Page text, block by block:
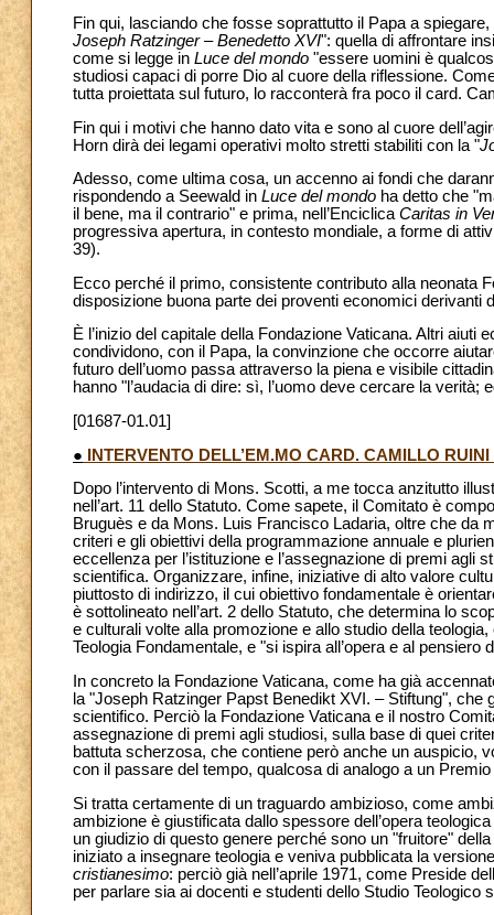
Fin qui, lasciando che fosse soprattutto il Papa a
Joseph Ratzinger – Benedetto XVI": quella di affrontare
come si legge in Luce del mondo "essere uomini è
studiosi capaci di porre Dio al cuore della riflessione.
tutta proiettata sul futuro, lo racconterà fra poco il card.
Fin qui i motivi che hanno dato vita e sono al cuore
Horn dirà dei legami operativi molto stretti stabiliti con la "
Adesso, come ultima cosa, un accenno ai fondi che
rispondendo a Seewald in Luce del mondo ha detto che
il bene, ma il contrario" e prima, nell’Enciclica Caritas in
progressiva apertura, in contesto mondiale, a forme di
39).
Ecco perché il primo, consistente contributo alla neonata
disposizione buona parte dei proventi economici derivanti
È l’inizio del capitale della Fondazione Vaticana. Altri
condividono, con il Papa, la convinzione che occorre
futuro dell’uomo passa attraverso la piena e visibile
hanno "l’audacia di dire: sì, l’uomo deve cercare la verità;
[01687-01.01]
● INTERVENTO DELL’EM.MO CARD. CAMILLO RUINI
Dopo l’intervento di Mons. Scotti, a me tocca anzitutto
nell’art. 11 dello Statuto. Come sapete, il Comitato è
Bruguès e da Mons. Luis Francisco Ladaria, oltre che da
criteri e gli obiettivi della programmazione annuale e
eccellenza per l’istituzione e l’assegnazione di premi agli
scientifica. Organizzare, infine, iniziative di alto valore
piuttosto di indirizzo, il cui obiettivo fondamentale è
è sottolineato nell’art. 2 dello Statuto, che determina lo
e culturali volte alla promozione e allo studio della
Teologia Fondamentale, e "si ispira all’opera e al
In concreto la Fondazione Vaticana, come ha già
la "Joseph Ratzinger Papst Benedikt XVI. –Stiftung", che
scientifico. Perciò la Fondazione Vaticana e il nostro
assegnazione di premi agli studiosi, sulla base di quei
battuta scherzosa, che contiene però anche un auspicio,
con il passare del tempo, qualcosa di analogo a un
Si tratta certamente di un traguardo ambizioso, come
ambizione è giustificata dallo spessore dell’opera
un giudizio di questo genere perché sono un "fruitore"
iniziato a insegnare teologia e veniva pubblicata la
cristianesimo: perciò già nell’aprile 1971, come Preside
per parlare sia ai docenti e studenti dello Studio Teologico